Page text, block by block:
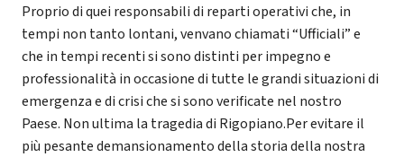
Proprio di quei responsabili di reparti operativi che, in
tempi non tanto lontani, venvano chiamati “Ufficiali” e
che in tempi recenti si sono distinti per impegno e
professionalità in occasione di tutte le grandi situazioni di
emergenza e di crisi che si sono verificate nel nostro
Paese. Non ultima la tragedia di Rigopiano.Per evitare il
più pesante demansionamento della storia della nostra